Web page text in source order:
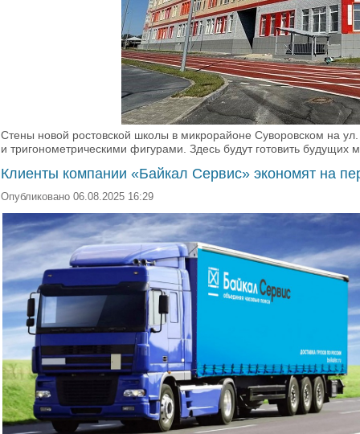
Стены новой ростовской школы в микрорайоне Суворовском на
и тригонометрическими фигурами. Здесь будут готовить будущих
Клиенты компании «Байкал Сервис» экономят на
Опубликовано 06.08.2025 16:29